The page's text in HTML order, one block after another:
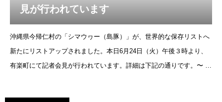
見が行われています
沖縄県今帰仁村の「シマウヮー（島豚）」が、世界的な保存リストへ
新たにリストアップされました。本日6月24日（火）午後３時より、
有楽町にて記者会見が行われています。詳細は下記の通りです。〜 〜